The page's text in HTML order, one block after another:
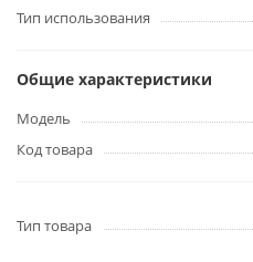
Тип использования
Общие характеристики
Модель
Код товара
Тип товара